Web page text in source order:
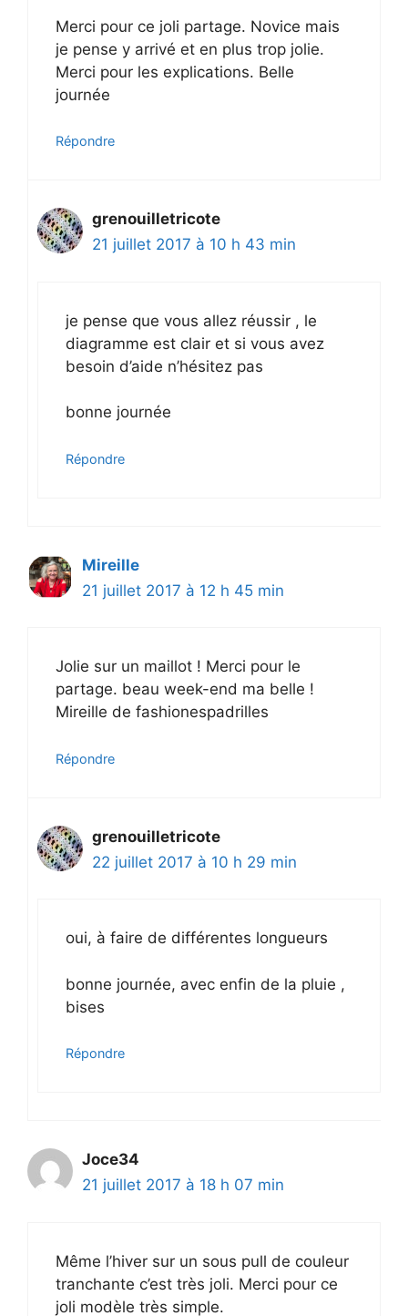
Merci pour ce joli partage. Novice mais
je pense y arrivé et en plus trop jolie.
Merci pour les explications. Belle
journée
Répondre
grenouilletricote
21 juillet 2017 à 10 h 43 min
je pense que vous allez réussir , le
diagramme est clair et si vous avez
besoin d’aide n’hésitez pas
bonne journée
Répondre
Mireille
21 juillet 2017 à 12 h 45 min
Jolie sur un maillot ! Merci pour le
partage. beau week-end ma belle !
Mireille de fashionespadrilles
Répondre
grenouilletricote
22 juillet 2017 à 10 h 29 min
oui, à faire de différentes longueurs
bonne journée, avec enfin de la pluie ,
bises
Répondre
Joce34
21 juillet 2017 à 18 h 07 min
Même l’hiver sur un sous pull de couleur
tranchante c’est très joli. Merci pour ce
joli modèle très simple.